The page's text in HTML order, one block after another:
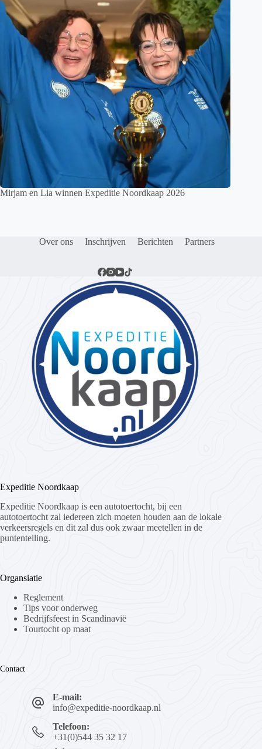
Mirjam en Lia winnen Expeditie Noordkaap 2026
Over ons Inschrijven Berichten Partners
Expeditie Noordkaap
Expeditie Noordkaap is een autotoertocht, bij een
autotoertocht zal iedereen zich moeten houden aan de lokale
verkeersregels en dit zal dus ook zwaar meetellen in de
puntentelling.
Organsiatie
Reglement
Tips voor onderweg
Bedrijfsfeest in Scandinavië
Tourtocht op maat
Contact
E-mail:
info@expeditie-noordkaap.nl
Telefoon:
+31(0)544 35 32 17